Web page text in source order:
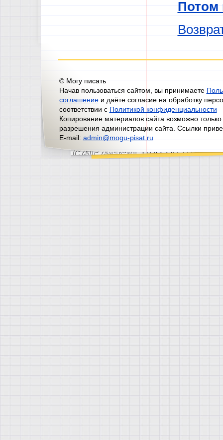
Потом
© Могу писать
Начав пользоваться сайтом, вы принимаете
соглашениеи даёте согласие на обработку
соответствии сПолитикой конфиденциальности
Копирование материалов сайта возможно
разрешения администрации сайта. Ссылки
E-mail: admin@mogu-pisat.ru